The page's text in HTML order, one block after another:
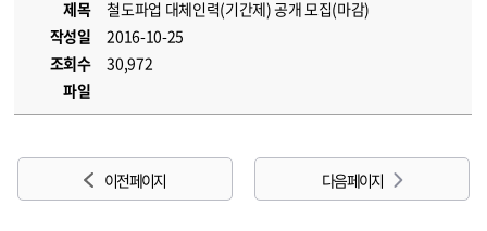
제목
철도파업 대체인력(기간제) 공개 모집(마감)
작성일
2016-10-25
조회수
30,972
파일
이전 페이지 다음 페이지